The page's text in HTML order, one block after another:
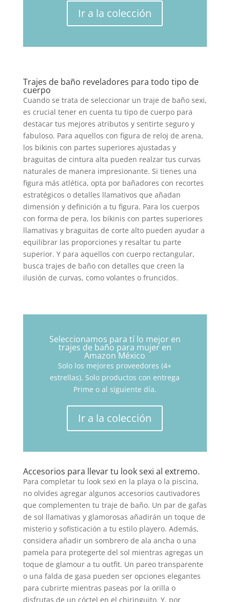
Ir a la colección
Trajes de baño reveladores para todo tipo de
cuerpo
Cuando se trata de seleccionar un traje de baño sexi,
es crucial tener en cuenta tu tipo de cuerpo para
destacar tus mejores atributos y sentirte seguro y
fabuloso. Para aquellos con figura de reloj de arena,
los bikinis con partes superiores ajustadas y
braguitas de cintura alta pueden realzar tus curvas
naturales de manera impresionante. Si tienes una
figura más atlética, opta por bañadores con recortes
estratégicos o detalles llamativos que añadan
dimensión y definición a tu figura. Para los cuerpos
con forma de pera, los bikinis con partes superiores
llamativas y braguitas de corte alto pueden ayudar a
equilibrar las proporciones y resaltar tu parte
superior. Y para aquellos con cuerpo rectangular,
busca trajes de baño con detalles que creen la
ilusión de curvas, como volantes o fruncidos.
Seleccionamos para tí lo mejor en
trajes de baño para mujer en
Amazon México
Solo los mejores proveedores (4+
estrellas). Solo productos con entrega
Prime o al siguiente día.
Ir a la colección
Accesorios para llevar tu look sexi al extremo.
Para completar tu look sexi en la playa o la piscina,
no olvides agregar algunos accesorios cautivadores
que complementen tu traje de baño. Un par de gafas
de sol llamativas y glamorosas añadirán un toque de
misterio y sofisticación a tu estilo playero. Además,
considera añadir un sombrero de ala ancha o una
pamela para protegerte del sol mientras agregas un
toque de glamour a tu outfit. Un pareo transparente
o una falda de gasa pueden ser opciones elegantes
para cubrirte mientras paseas por la orilla o
disfrutas de un cóctel en el chiringuito. Y, por